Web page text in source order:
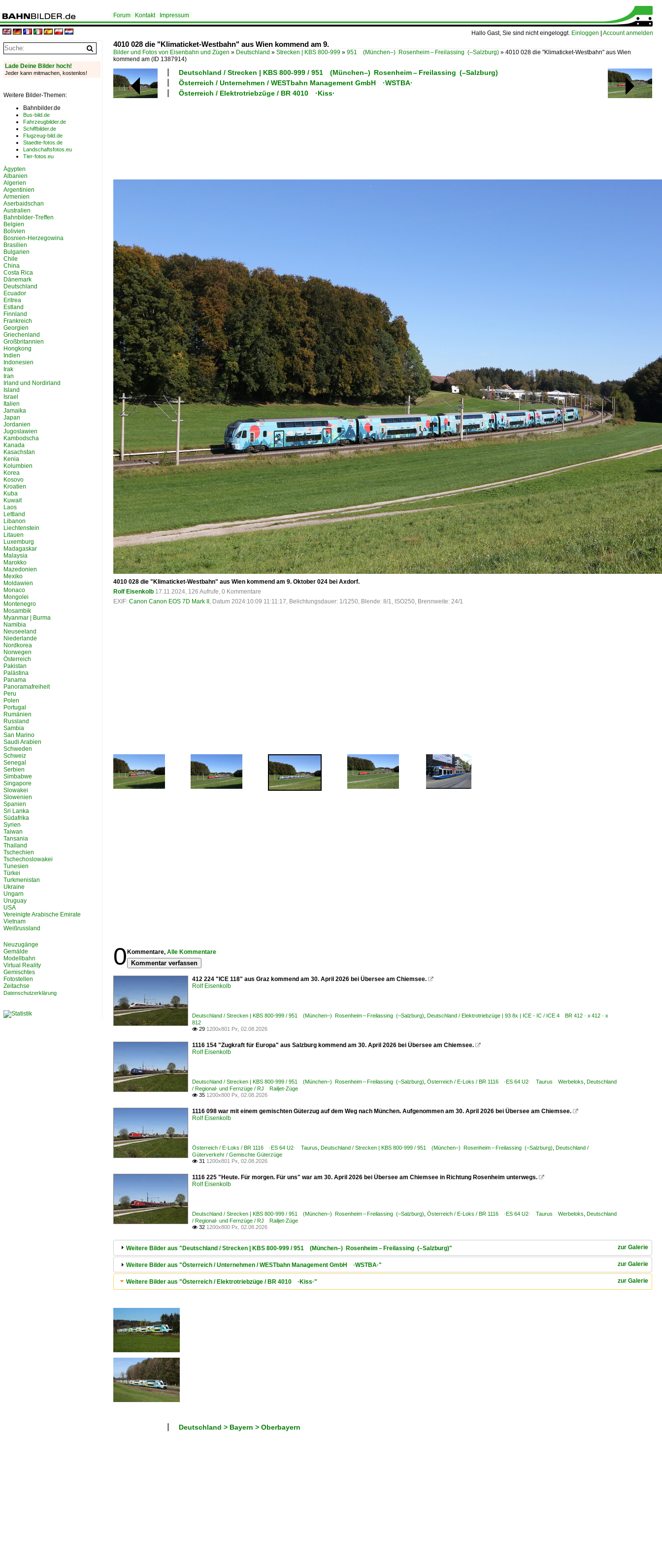
Hallo Gast, Sie sind nicht eingeloggt. Einloggen Account anmelden
Forum Kontakt Impressum
4010 028 die "Klimaticket-Westbahn" aus Wien kommend am 9.
Bilder und Fotos von Eisenbahn und Zügen » Deutschland » Strecken | KBS 800-999 » 951 (München–) Rosenheim – Freilassing (–Salzburg) » 4010 028 die "Klimaticket-Westbahn" aus Wien
kommend am (ID 1387914)
Deutschland / Strecken | KBS 800-999 / 951 (München–) Rosenheim – Freilassing (–Salzburg)
Österreich / Unternehmen / WESTbahn Management GmbH ·WSTBA·
Österreich / Elektrotriebzüge / BR 4010 ·Kiss·
4010 028 die "Klimaticket-Westbahn" aus Wien kommend am 9. Oktober 024 bei Axdorf.
Rolf Eisenkolb 17.11.2024, 126 Aufrufe, 0 Kommentare
EXIF: Canon Canon EOS 7D Mark II , Datum 2024:10:09 11:11:17, Belichtungsdauer: 1/1250, Blende: 8/1, ISO250, Brennweite: 24/1
0 Kommentare, Alle Kommentare
Kommentar verfassen
412 224 "ICE 118" aus Graz kommend am 30. April 2026 bei Übersee am Chiemsee. 
Rolf Eisenkolb
Deutschland / Strecken | KBS 800-999 / 951 (München–) Rosenheim – Freilassing (–Salzburg) Deutschland / Elektrotriebzüge | 93 8x | ICE - IC / ICE 4 BR 412 · x 412 · x
812
 29 1200x801 Px, 02.08.2026
1116 154 "Zugkraft für Europa" aus Salzburg kommend am 30. April 2026 bei Übersee am Chiemsee. 
Rolf Eisenkolb
Deutschland / Strecken | KBS 800-999 / 951 (München–) Rosenheim – Freilassing (–Salzburg) Österreich / E-Loks / BR 1116 ·ES 64 U2· Taurus Werbeloks Deutschland
/ Regional- und Fernzüge / RJ Railjet-Züge
 35 1200x800 Px, 02.08.2026
1116 098 war mit einem gemischten Güterzug auf dem Weg nach München. Aufgenommen am 30. April 2026 bei Übersee am Chiemsee. 
Rolf Eisenkolb
Österreich / E-Loks / BR 1116 ·ES 64 U2· Taurus Deutschland / Strecken | KBS 800-999 / 951 (München–) Rosenheim – Freilassing (–Salzburg) Deutschland /
Güterverkehr / Gemischte Güterzüge
 31 1200x801 Px, 02.08.2026
1116 225 "Heute. Für morgen. Für uns" war am 30. April 2026 bei Übersee am Chiemsee in Richtung Rosenheim unterwegs. 
Rolf Eisenkolb
Deutschland / Strecken | KBS 800-999 / 951 (München–) Rosenheim – Freilassing (–Salzburg) Österreich / E-Loks / BR 1116 ·ES 64 U2· Taurus Werbeloks Deutschland
/ Regional- und Fernzüge / RJ Railjet-Züge
 32 1200x800 Px, 02.08.2026
zur Galerie
Weitere Bilder aus "Deutschland / Strecken | KBS 800-999 / 951 (München–) Rosenheim – Freilassing (–Salzburg)"
zur Galerie
Weitere Bilder aus "Österreich / Unternehmen / WESTbahn Management GmbH ·WSTBA·"
zur Galerie
Weitere Bilder aus "Österreich / Elektrotriebzüge / BR 4010 ·Kiss·"
Deutschland > Bayern > Oberbayern
Lade Deine Bilder hoch!
Jeder kann mitmachen, kostenlos!
Weitere Bilder-Themen:
Bahnbilder.de
Bus-bild.de
Fahrzeugbilder.de
Schiffbilder.de
Flugzeug-bild.de
Staedte-fotos.de
Landschaftsfotos.eu
Tier-fotos.eu
Ägypten
Albanien
Algerien
Argentinien
Armenien
Aserbaidschan
Australien
Bahnbilder-Treffen
Belgien
Bolivien
Bosnien-Herzegowina
Brasilien
Bulgarien
Chile
China
Costa Rica
Dänemark
Deutschland
Ecuador
Eritrea
Estland
Finnland
Frankreich
Georgien
Griechenland
Großbritannien
Hongkong
Indien
Indonesien
Irak
Iran
Irland und Nordirland
Island
Israel
Italien
Jamaika
Japan
Jordanien
Jugoslawien
Kambodscha
Kanada
Kasachstan
Kenia
Kolumbien
Korea
Kosovo
Kroatien
Kuba
Kuwait
Laos
Lettland
Libanon
Liechtenstein
Litauen
Luxemburg
Madagaskar
Malaysia
Marokko
Mazedonien
Mexiko
Moldawien
Monaco
Mongolei
Montenegro
Mosambik
Myanmar | Burma
Namibia
Neuseeland
Niederlande
Nordkorea
Norwegen
Österreich
Pakistan
Palästina
Panama
Panoramafreiheit
Peru
Polen
Portugal
Rumänien
Russland
Sambia
San Marino
Saudi Arabien
Schweden
Schweiz
Senegal
Serbien
Simbabwe
Singapore
Slowakei
Slowenien
Spanien
Sri Lanka
Südafrika
Syrien
Taiwan
Tansania
Thailand
Tschechien
Tschechoslowakei
Tunesien
Türkei
Turkmenistan
Ukraine
Ungarn
Uruguay
USA
Vereinigte Arabische Emirate
Vietnam
Weißrussland
Neuzugänge
Gemälde
Modellbahn
Virtual Reality
Gemischtes
Fotostellen
Zeitachse
Datenschutzerklärung